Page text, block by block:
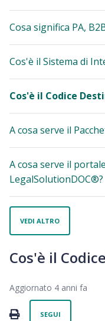
Cosa significa PA,
Cos'è il Sistema di
Cos'è il Codice
A cosa serve il
A cosa serve il
LegalSolutionDOC®?
VEDI ALTRO
Cos'è il
Aggiornato 4 anni fa
PRINT
SEGUI